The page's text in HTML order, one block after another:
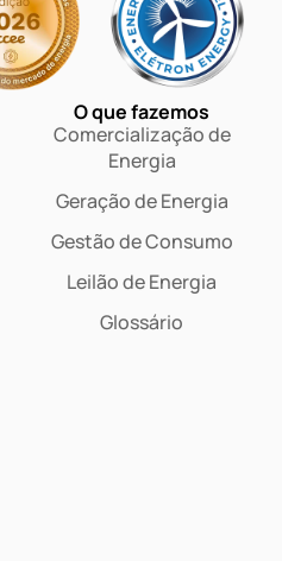
O que fazemos
Comercialização de
Energia
Geração de Energia
Gestão de Consumo
Leilão de Energia
Glossário